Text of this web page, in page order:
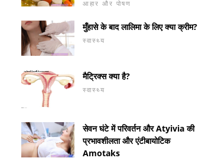
आहार और पोषण
मुँहासे के बाद लालिमा के लिए क्या क्रीम?
स्वास्थ्य
मैट्रिक्स क्या है?
स्वास्थ्य
सेवन घंटे में परिवर्तन और Atyivia की
प्रभावशीलता और एंटीबायोटिक
Amotaks